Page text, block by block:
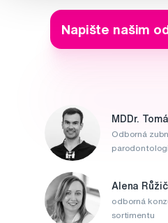
Napište našim
MDDr.
Odborná
Alena
odborná
sortimentu